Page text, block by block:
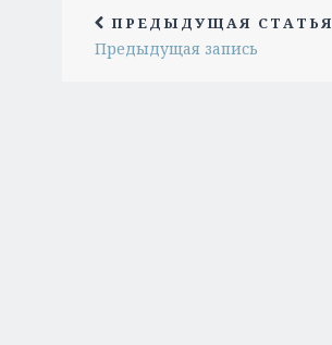
ПРЕДЫДУЩАЯ СТАТЬЯ
Предыдущая запись